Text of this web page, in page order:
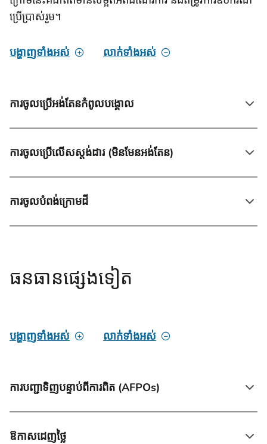
ប្រើប្រាស់រួម។
បង្ហាញទាំងអស់ លាក់ទាំងអស់
ការចូលប្រើអង់តែនកំពូលបង្គោល
ការចូលប្រើលើសស្តង់ដារ (មិនមែនអង់តែន)
ការចូលបំពង់ក្រោមដី
ធនធានផ្សេងទៀត
បង្ហាញទាំងអស់ លាក់ទាំងអស់
ការបញ្ជាទិញបន្ទាប់ពីការពិត (AFPOs)
ឱកាសដេញថ្លៃ